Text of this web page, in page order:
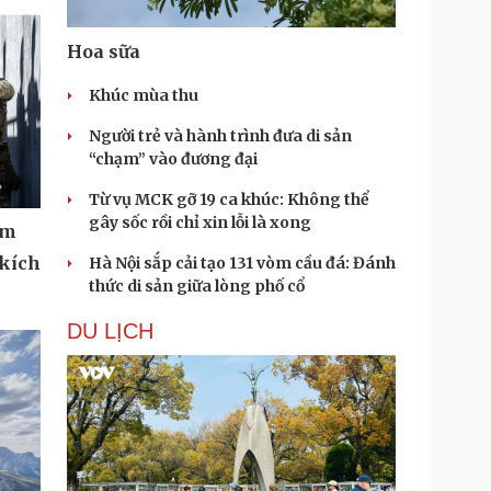
Hoa sữa
Khúc mùa thu
Người trẻ và hành trình đưa di sản
“chạm” vào đương đại
Từ vụ MCK gỡ 19 ca khúc: Không thể
gây sốc rồi chỉ xin lỗi là xong
Hà Nội sắp cải tạo 131 vòm cầu đá: Đánh
thức di sản giữa lòng phố cổ
DU LỊCH